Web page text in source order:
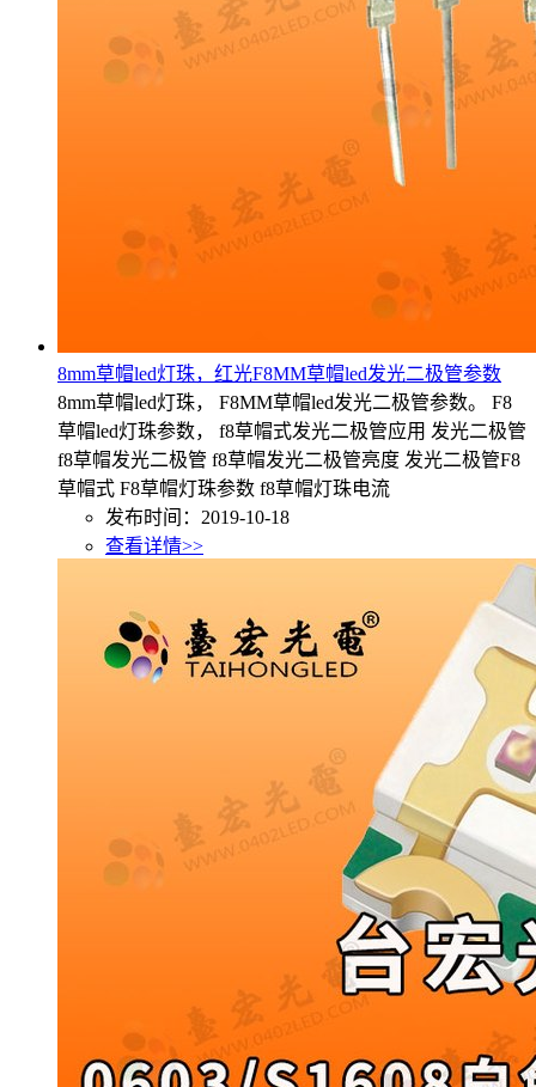
8mm草帽led灯珠，红光F8MM草帽led发光二极管参数
8mm草帽led灯珠， F8MM草帽led发光二极管参数。 F8
草帽led灯珠参数， f8草帽式发光二极管应用 发光二极管
f8草帽发光二极管 f8草帽发光二极管亮度 发光二极管F8
草帽式 F8草帽灯珠参数 f8草帽灯珠电流
发布时间：2019-10-18
查看详情>>